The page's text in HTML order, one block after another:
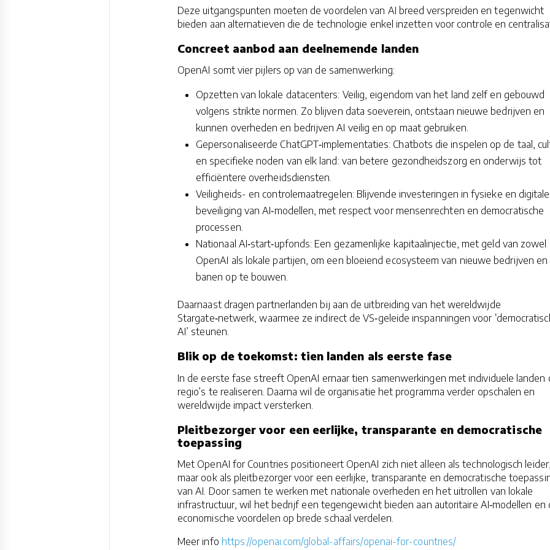
Deze uitgangspunten moeten de voordelen van AI breed verspreiden en tegenwicht
bieden aan alternatieven die de technologie enkel inzetten voor controle en
Concreet aanbod aan deelnemende landen
OpenAI somt vier pijlers op van de samenwerking:
Opzetten van lokale datacenters: Veilig, eigendom van het land zelf en gebouwd
volgens strikte normen. Zo blijven data soeverein, ontstaan nieuwe bedrijven en
kunnen overheden en bedrijven AI veilig en op maat gebruiken.
Gepersonaliseerde ChatGPT‑implementaties: Chatbots die inspelen op de taal,
en specifieke noden van elk land: van betere gezondheidszorg en onderwijs tot
efficiëntere overheidsdiensten.
Veiligheids- en controlemaatregelen: Blijvende investeringen in fysieke en digitale
beveiliging van AI‑modellen, met respect voor mensenrechten en democratische
processen.
Nationaal AI‑start‑upfonds: Een gezamenlijke kapitaalinjectie, met geld van zowel
OpenAI als lokale partijen, om een bloeiend ecosysteem van nieuwe bedrijven en
banen op te bouwen.
Daarnaast dragen partnerlanden bij aan de uitbreiding van het wereldwijde
Stargate‑netwerk, waarmee ze indirect de VS‑geleide inspanningen voor
AI’ steunen.
Blik op de toekomst: tien landen als eerste fase
In de eerste fase streeft OpenAI ernaar tien samenwerkingen met individuele landen
regio’s te realiseren. Daarna wil de organisatie het programma verder opschalen en
wereldwijde impact versterken.
Pleitbezorger voor een eerlijke, transparante en democratische
toepassing
Met OpenAI for Countries positioneert OpenAI zich niet alleen als technologisch leider,
maar ook als pleitbezorger voor een eerlijke, transparante en democratische
van AI. Door samen te werken met nationale overheden en het uitrollen van lokale
infrastructuur, wil het bedrijf een tegengewicht bieden aan autoritaire AI‑modellen en
economische voordelen op brede schaal verdelen.
Meer info https://openai.com/global-affairs/openai-for-countries/